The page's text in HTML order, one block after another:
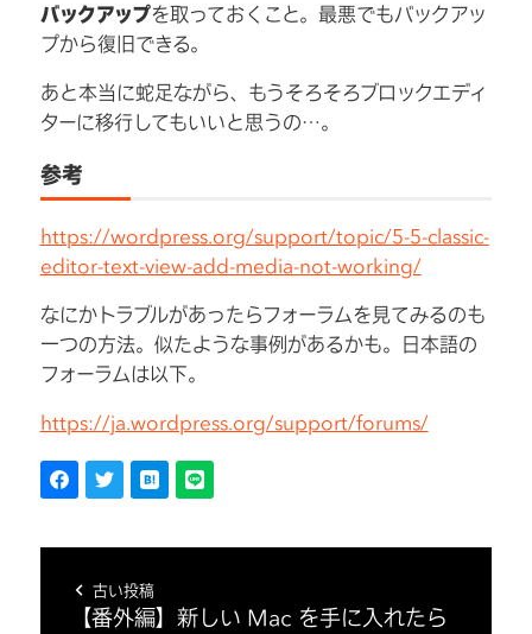
バックアップを取っておくこと。最悪でもバックアッ
プから復旧できる。
あと本当に蛇足ながら、もうそろそろブロックエディ
ターに移行してもいいと思うの…。
参考
https://wordpress.org/support/topic/5-5-classic-
editor-text-view-add-media-not-working/
なにかトラブルがあったらフォーラムを見てみるのも
一つの方法。似たような事例があるかも。日本語の
フォーラムは以下。
https://ja.wordpress.org/support/forums/
古い投稿
【番外編】新しい Mac を手に入れたら